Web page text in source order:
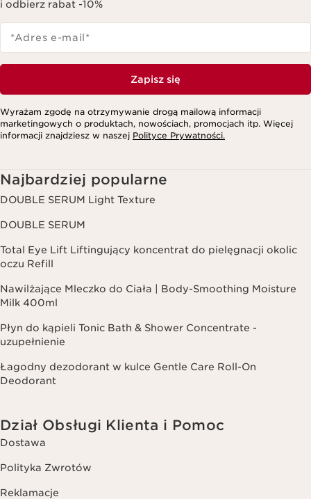
i odbierz rabat -10%
*Adres e-mail*
Zapisz się
Wyrażam zgodę na otrzymywanie drogą mailową informacji
marketingowych o produktach, nowościach, promocjach itp. Więcej
informacji znajdziesz w naszej Polityce Prywatności.
Najbardziej popularne
DOUBLE SERUM Light Texture
DOUBLE SERUM
Total Eye Lift Liftingujący koncentrat do pielęgnacji okolic
oczu Refill
Nawilżające Mleczko do Ciała | Body-Smoothing Moisture
Milk 400ml
Płyn do kąpieli Tonic Bath & Shower Concentrate -
uzupełnienie
Łagodny dezodorant w kulce Gentle Care Roll-On
Deodorant
Dział Obsługi Klienta i Pomoc
Dostawa
Polityka Zwrotów
Reklamacje